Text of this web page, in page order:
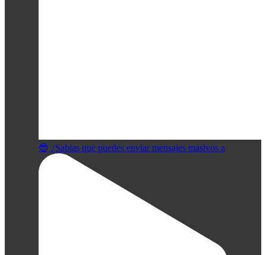
😎 ¿Sabias que puedes enviar mensajes masivos a